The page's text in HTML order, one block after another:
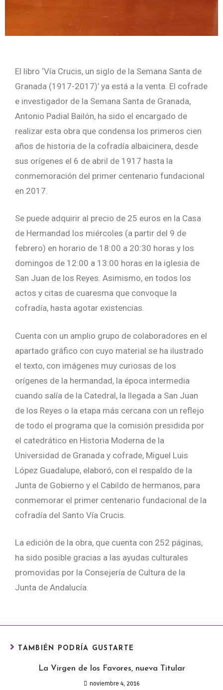
El libro ‘Vía Crucis, un siglo de la Semana Santa de
Granada (1917-2017)’ ya está a la venta. El cofrade
e investigador de la Semana Santa de Granada,
Antonio Padial Bailón, ha sido el encargado de
realizar esta obra que condensa los primeros cien
años de historia de la cofradía albaicinera, desde
sus orígenes el 6 de abril de 1917 hasta la
conmemoración del primer centenario fundacional
en 2017.
Se puede adquirir al precio de 25 euros en la Casa
de Hermandad los miércoles (a partir del 9 de
febrero) en horario de 18:00 a 20:30 horas y los
domingos de 12:00 a 13:00 horas en la iglesia de
San Juan de los Reyes. Asimismo, en todos los
actos y citas de cuaresma que convoque la
cofradía, hasta agotar existencias.
Cuenta con un amplio grupo de colaboradores en el
apartado gráfico con cuyo material se ha ilustrado
el texto, con imágenes muy curiosas de los
orígenes de la hermandad, la época intermedia
cuando salía de la Catedral, la llegada a San Juan
de los Reyes o la etapa más cercana con un reflejo
de todo el programa que la comisión presidida por
el catedrático en Historia Moderna de la
Universidad de Granada y cofrade, Miguel Luis
López Guadalupe, elaboró, con el respaldo de la
Junta de Gobierno y el Cabildo de hermanos, para
conmemorar el primer centenario fundacional de la
cofradía del Santo Vía Crucis.
La edición de la obra, que cuenta con 252 páginas,
ha sido posible gracias a las ayudas culturales
promovidas por la Consejería de Cultura de la
Junta de Andalucía.
TAMBIÉN PODRÍA GUSTARTE
La Virgen de los Favores, nueva Titular
noviembre 4, 2016